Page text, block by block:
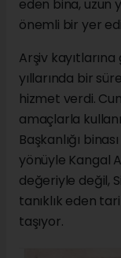
eden bina, uzun
önemli bir yer
Arşiv
yıllarında bir
hizmet verdi.
amaçlarla
Başkanlığı
yönüyle Kangal
değeriyle değil,
tanıklık eden
taşıyor.